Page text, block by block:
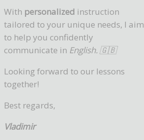
With personalized instruction
tailored to your unique needs, I aim
to help you confidently
communicate in English. 🇬🇧
Looking forward to our lessons
together!
Best regards,
Vladimir